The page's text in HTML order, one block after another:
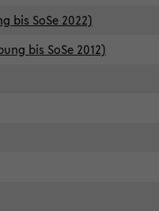
bis SoSe 2022)
bis SoSe 2012)